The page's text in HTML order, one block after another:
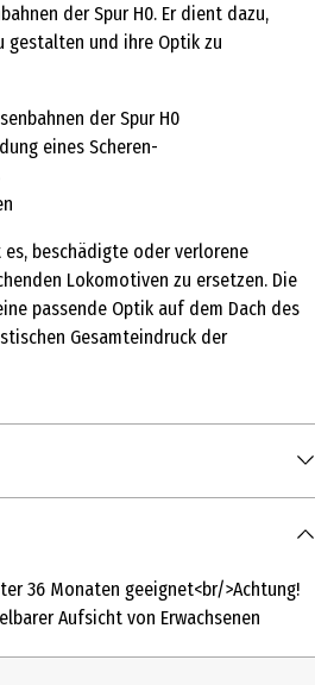
der Spur H0. Er dient dazu,
gestalten und ihre Optik zu
der Spur H0
eines Scheren-
beschädigte oder verlorene
Lokomotiven zu ersetzen. Die
passende Optik auf dem Dach des
Gesamteindruck der
36 Monaten geeignet<br/>Achtung!
Aufsicht von Erwachsenen